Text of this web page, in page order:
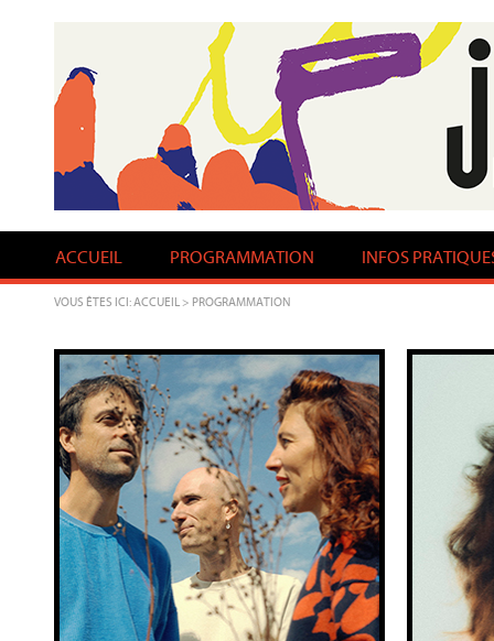
ACCUEIL PROGRAMMATION INFOS
VOUS ÊTES ICI:ACCUEIL > PROGRAMMATION